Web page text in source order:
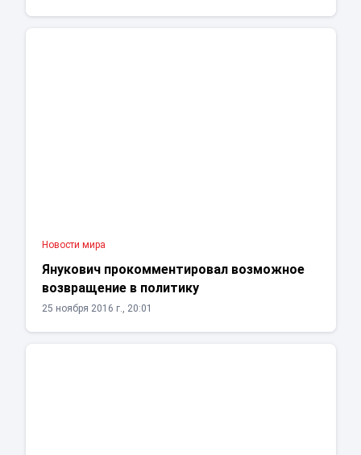
Новости мира
Янукович прокомментировал возможное
возвращение в политику
25 ноября 2016 г., 20:01